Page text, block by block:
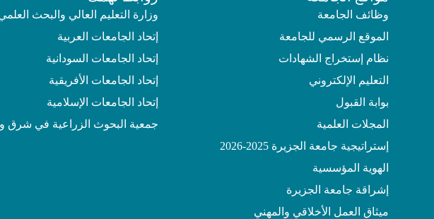
وظائف الجامعة
الموقع الرسمي للجامعة
نظام إستخراج الشهادات
التعليم الإلكتروني
بوابة القبول
المجلات العلمية
إستراتيجية جامعة الجزيرة 2025-2026
الهوية المؤسسية
إشراقة جامعة الجزيرة
ميثاق العمل الأخلاقي والمهني
وزارة التعليم العالي والبحث
إتحاد الجامعات العربية
إتحاد الجامعات السودانية
إتحاد الجامعات الأفريقية
إتحاد الجامعات الإسلامية
جمعية البحوث الزراعية في شرق